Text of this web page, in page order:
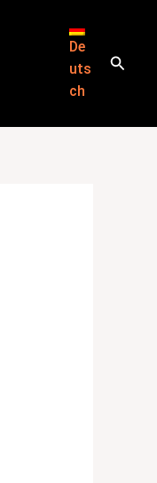
De
uts
ch